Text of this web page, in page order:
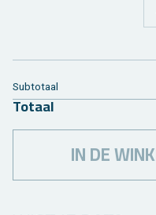
Sub­to­taal
To­taal
IN DE